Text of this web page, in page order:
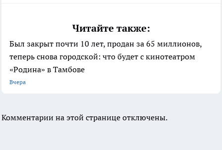
Читайте также:
Был закрыт почти 10 лет, продан за 65 миллионов,
теперь снова городской: что будет с кинотеатром
«Родина» в Тамбове
Вчера
Комментарии на этой странице отключены.